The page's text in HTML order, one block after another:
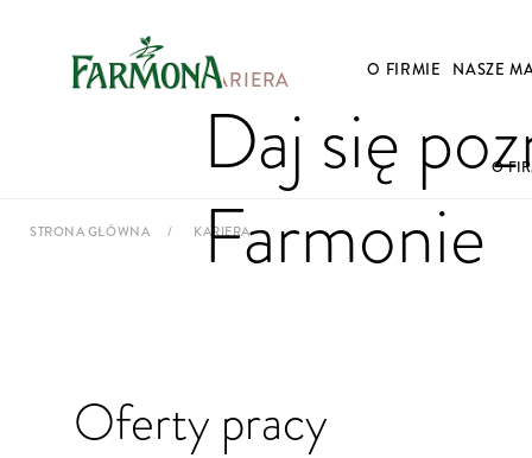
O FIRMIE NASZE
O
STRONA GŁÓWNA KARIERA
KARIERA
Daj się
Farmonie
Oferty pracy